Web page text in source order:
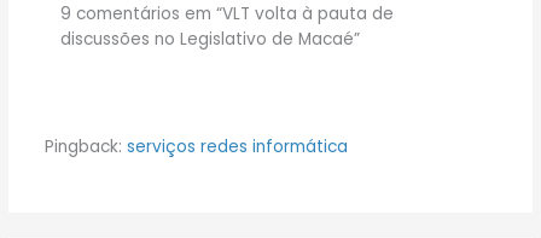
9 comentários em “VLT volta à pauta de
discussões no Legislativo de Macaé”
Pingback: serviços redes informática